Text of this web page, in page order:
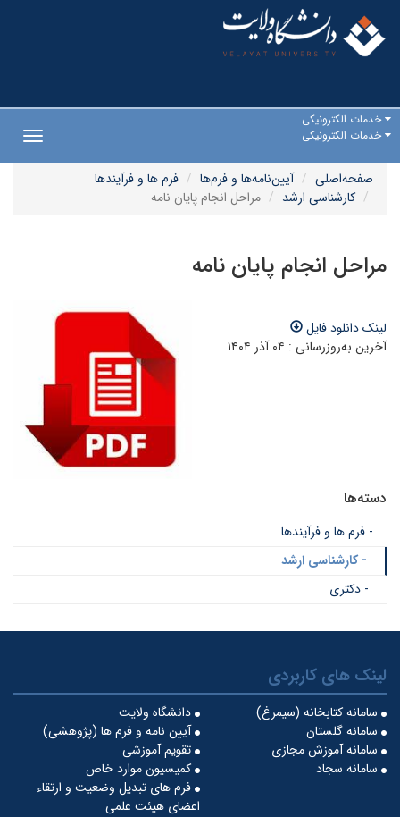
خدمات الکترونیکی
خدمات الکترونیکی
صفحه‌اصلی
آیین‌نامه‌ها و فرم‌ها
فرم ها و فرآیندها
کارشناسی ارشد
مراحل انجام پایان نامه
مراحل انجام پایان نامه
لینک دانلود فایل
آخرین به‌روزرسانی : ۰۴ آذر ۱۴۰۴
دسته‌ها
- فرم ها و فرآیندها
- کارشناسی ارشد
- دکتری
لینک های کاربردی
دانشگاه ولایت
سامانه کتابخانه (سیمرغ)
آیین نامه و فرم ها (پژوهشی)
سامانه گلستان
تقویم آموزشی
سامانه آموزش مجازی
کمیسیون موارد خاص
سامانه سجاد
فرم های تبدیل وضعیت و ارتقاء
اعضای هیئت علمی